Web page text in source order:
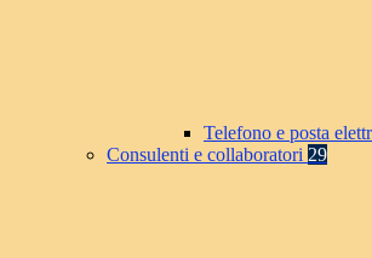
Telefono e posta
Consulenti e collaboratori 29